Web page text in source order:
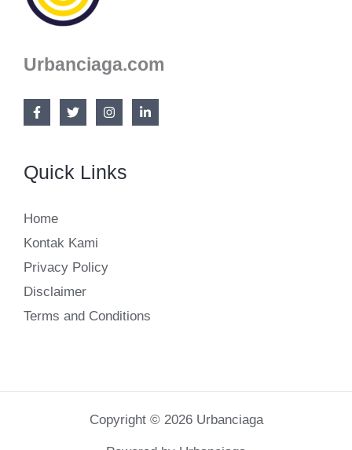
Kreatif
Urbanciaga.com
Quick Links
Home
Kontak Kami
Privacy Policy
Disclaimer
Terms and Conditions
Copyright © 2026 Urbanciaga